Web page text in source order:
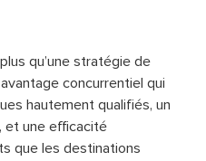
qu’une stratégie de
concurrentiel qui
hautement qualifiés, un
et une efficacité
que les destinations